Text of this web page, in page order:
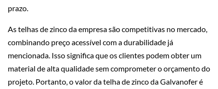
prazo.
As telhas de zinco da empresa são competitivas no mercado,
combinando preço acessível com a durabilidade já
mencionada. Isso significa que os clientes podem obter um
material de alta qualidade sem comprometer o orçamento do
projeto. Portanto, o valor da telha de zinco da Galvanofer é